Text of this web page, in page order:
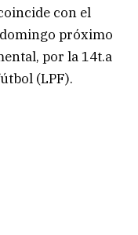
con el
próximo
por la 14t.a
(LPF).